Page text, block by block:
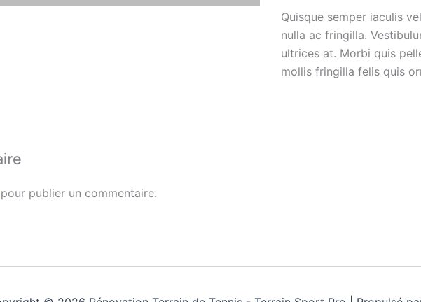
Quisque semper iaculis
nulla ac fringilla.
ultrices at. Morbi quis
mollis fringilla felis quis
pour publier un commentaire.